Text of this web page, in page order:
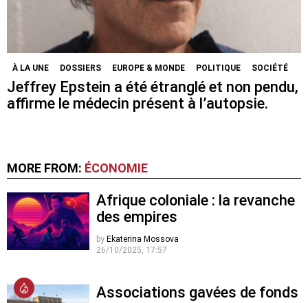
À LA UNE DOSSIERS EUROPE & MONDE POLITIQUE SOCIÉTÉ
Jeffrey Epstein a été étranglé et non pendu,
affirme le médecin présent à l’autopsie.
MORE FROM: ÉCONOMIE
Afrique coloniale : la revanche
des empires
by Ekaterina Mossova
26/10/2025, 17:57
Associations gavées de fonds